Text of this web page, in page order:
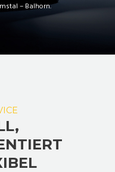
– Balhorn.